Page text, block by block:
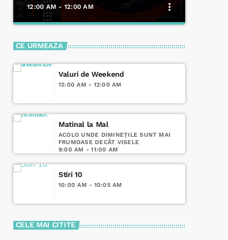
12:00 AM - 12:00 AM more_vert
Valuri de Weekend
românească și internațională, inclusiv artiști
locali, playlisturi speciale pentru diferite
CE URMEAZA
Valuri de Weekend
12:00 AM - 12:00 AM
Matinal la Mal
ACOLO UNDE DIMINEȚILE SUNT MAI
FRUMOASE DECÂT VISELE
9:00 AM - 11:00 AM
Stiri 10
10:00 AM - 10:05 AM
CELE MAI CITITE